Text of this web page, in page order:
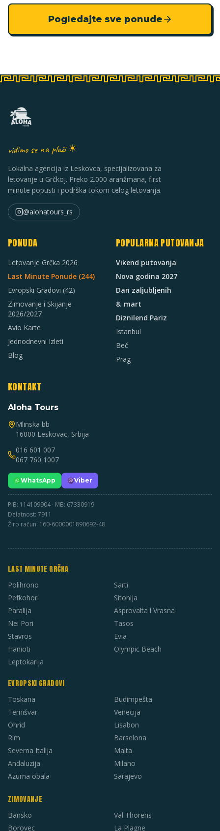
Pogledajte sve ponude
vidimo se na plaži ☀
Lokalna agencija iz Leskovca, specijalizovana za
letovanje u Grčkoj. Preko 2.000 aranžmana, first
minute popusti i podrška tokom celog letovanja.
@alohatours_rs
PONUDA
Letovanje Grčka 2026
Last Minute Ponude (244)
Evropski Gradovi (42)
Zimovanje i Skijanje
2026/2027
Avio Karte
Jednodnevni Izleti
Blog
POPULARNA PUTOVANJA
Vikend putovanja
Nova godina 2027
Dan zaljubljenih
8. mart
Diznilend Pariz
Istanbul
Beč
Prag
KONTAKT
Aloha Tours
Mlinska bb
16000 Leskovac, Srbija
016 601 007
067 760 1007
WhatsApp Viber
PIB: 114109904 · MB: 67330919
Delatnost: 7911
Žiro račun: 160-6000001890692-48
LAST MINUTE GRČKA
Polihrono
Pefkohori
Paralija
Nei Pori
Stavros
Hanioti
Leptokarija
Sarti
Sitonija
Asprovalta i Vrasna
Tasos
Evia
Olympic Beach
EVROPSKI GRADOVI
Toskana
Temišvar
Ohrid
Rim
Severna Italija
Andaluzija
Azurna obala
Budimpešta
Venecija
Lisabon
Barselona
Malta
Milano
Sarajevo
ZIMOVANJE
Bansko
Borovec
Val Thorens
La Plagne